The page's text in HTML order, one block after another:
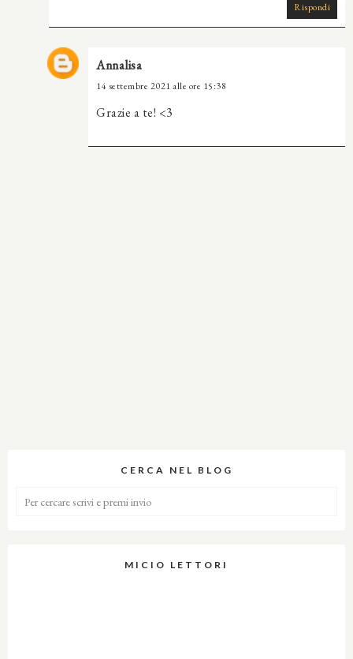
Rispondi
Annalisa
14 settembre 2021 alle ore 15:38
Grazie a te! <3
CERCA NEL BLOG
MICIO LETTORI